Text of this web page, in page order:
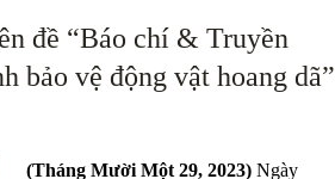
đề “Báo chí & Truyền
bảo vệ động vật hoang dã”
(Tháng Mười Một 29, 2023) Ngày